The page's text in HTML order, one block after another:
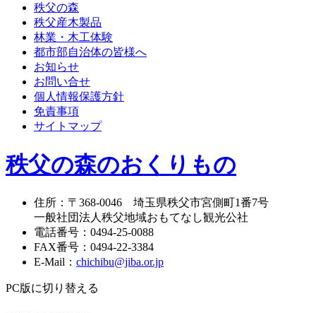
秩父の森
秩父産木製品
林業・木工体験
都市部自治体の皆様へ
お知らせ
お問い合せ
個人情報保護方針
免責事項
サイトマップ
秩父の森のおくりもの
住所 ： 〒368-0046 埼玉県秩父市宮側町1番7号
一般社団法人秩父地域おもてなし観光公社
電話番号 ： 0494-25-0088
FAX番号 ： 0494-22-3384
E-Mail ： chichibu@jiba.or.jp
PC版に切り替える